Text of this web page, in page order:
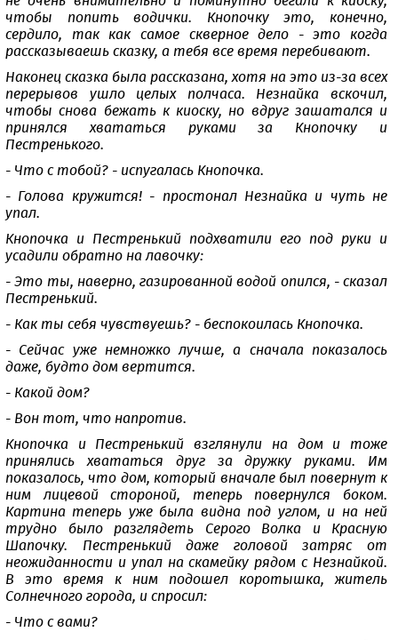
чтобы попить водички. Кнопочку это, конечно,
сердило, так как самое скверное дело - это когда
рассказываешь сказку, а тебя все время перебивают.
Наконец сказка была рассказана, хотя на это из-за всех
перерывов ушло целых полчаса. Незнайка вскочил,
чтобы снова бежать к киоску, но вдруг зашатался и
принялся хвататься руками за Кнопочку и
Пестренького.
- Что с тобой? - испугалась Кнопочка.
- Голова кружится! - простонал Незнайка и чуть не
упал.
Кнопочка и Пестренький подхватили его под руки и
усадили обратно на лавочку:
- Это ты, наверно, газированной водой опился, - сказал
Пестренький.
- Как ты себя чувствуешь? - беспокоилась Кнопочка.
- Сейчас уже немножко лучше, а сначала показалось
даже, будто дом вертится.
- Какой дом?
- Вон тот, что напротив.
Кнопочка и Пестренький взглянули на дом и тоже
принялись хвататься друг за дружку руками. Им
показалось, что дом, который вначале был повернут к
ним лицевой стороной, теперь повернулся боком.
Картина теперь уже была видна под углом, и на ней
трудно было разглядеть Серого Волка и Красную
Шапочку. Пестренький даже головой затряс от
неожиданности и упал на скамейку рядом с Незнайкой.
В это время к ним подошел коротышка, житель
Солнечного города, и спросил:
- Что с вами?